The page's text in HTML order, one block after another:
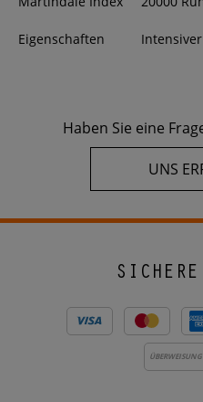
Eigenschaften
Haben Sie eine
UNS
ÜBERWEISUNG